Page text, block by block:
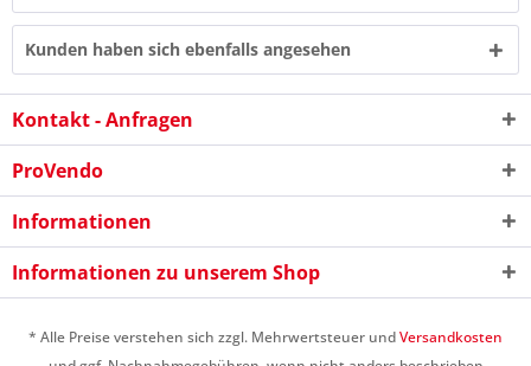
8 + 4 = ?
Kunden haben sich ebenfalls angesehen
Kontakt - Anfragen
ProVendo
Informationen
Informationen zu unserem Shop
* Alle Preise verstehen sich zzgl. Mehrwertsteuer undVersandkosten